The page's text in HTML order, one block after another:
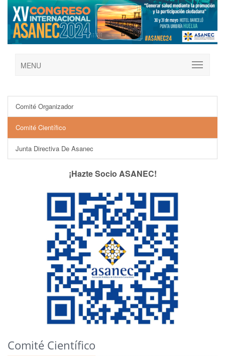
MENU
Comité Organizador
Comité Científico
Junta Directiva De Asanec
¡Hazte Socio ASANEC!
Comité Científico